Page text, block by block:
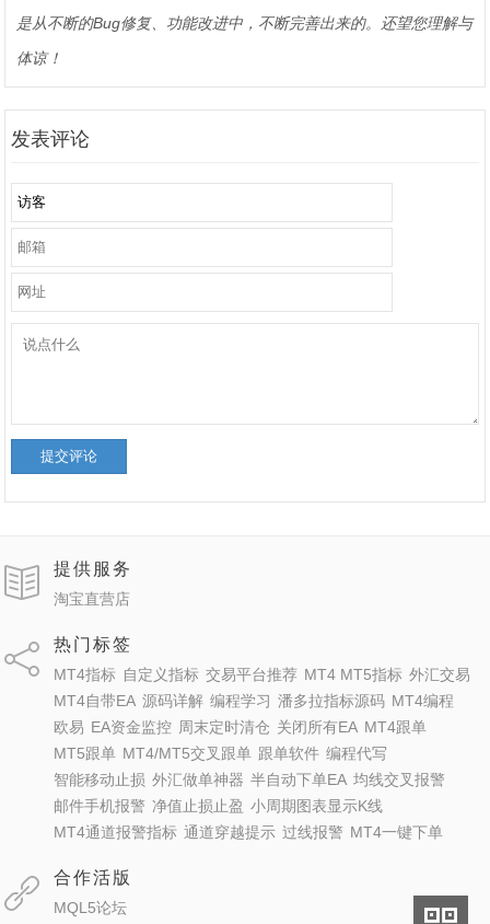
是从不断的Bug修复、功能改进中，不断完善出来的。还望您理解与
体谅！
发表评论
提交评论
提供服务
淘宝直营店
热门标签
MT4指标 自定义指标 交易平台推荐 MT4 MT5指标 外汇交易
MT4自带EA 源码详解 编程学习 潘多拉指标源码 MT4编程
欧易 EA资金监控 周末定时清仓 关闭所有EA MT4跟单
MT5跟单 MT4/MT5交叉跟单 跟单软件 编程代写
智能移动止损 外汇做单神器 半自动下单EA 均线交叉报警
邮件手机报警 净值止损止盈 小周期图表显示K线
MT4通道报警指标 通道穿越提示 过线报警 MT4一键下单
合作活版
MQL5论坛